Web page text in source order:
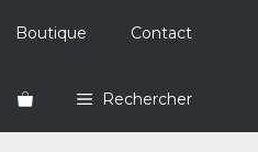
Boutique Contact
Rechercher